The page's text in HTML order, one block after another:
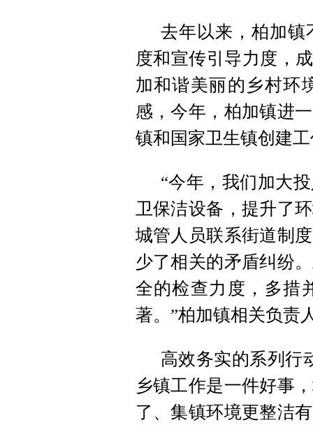
去年以来，柏加镇
度和宣传引导力度，
加和谐美丽的乡村环
感，今年，柏加镇进
镇和国家卫生镇创建
“今年，我们加大
卫保洁设备，提升了
城管人员联系街道制
少了相关的矛盾纠纷
全的检查力度，多措
著。”柏加镇相关负责
高效务实的系列行
乡镇工作是一件好事
了、集镇环境更整洁